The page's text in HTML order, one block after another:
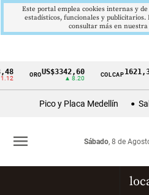
Cintillo
Colombia
OROUS$3342,60
▲ 8.20
COLCAP
Pico y Placa Medellín
Sábado, 8 de
menu
Este portal emplea cookies internas y
estadísticos, funcionales y publicitarios.
consultar más en nuestra